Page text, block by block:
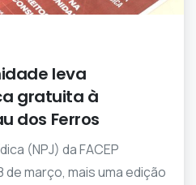
leva
gratuita à
dos Ferros
(NPJ) da FACEP
de março, mais uma edição